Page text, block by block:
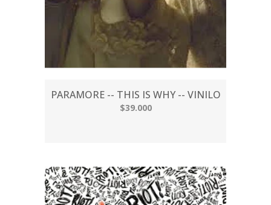
PARAMORE -- THIS IS WHY -- VINILO
$39.000